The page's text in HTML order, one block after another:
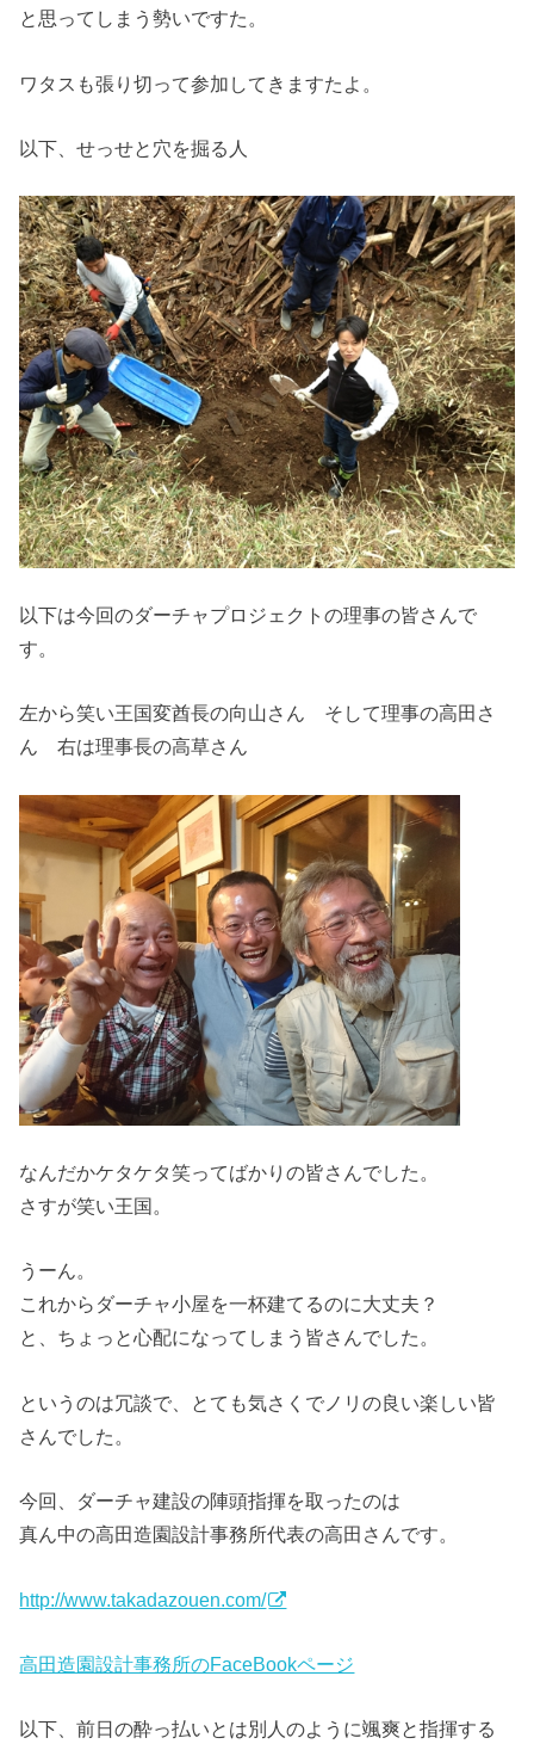
と思ってしまう勢いですた。
ワタスも張り切って参加してきますたよ。
以下、せっせと穴を掘る人
以下は今回のダーチャプロジェクトの理事の皆さんで
す。
左から笑い王国変酋長の向山さん そして理事の高田さ
ん 右は理事長の高草さん
なんだかケタケタ笑ってばかりの皆さんでした。
さすが笑い王国。
うーん。
これからダーチャ小屋を一杯建てるのに大丈夫？
と、ちょっと心配になってしまう皆さんでした。
というのは冗談で、とても気さくでノリの良い楽しい皆
さんでした。
今回、ダーチャ建設の陣頭指揮を取ったのは
真ん中の高田造園設計事務所代表の高田さんです。
http://www.takadazouen.com/
高田造園設計事務所のFaceBookページ
以下、前日の酔っ払いとは別人のように颯爽と指揮する